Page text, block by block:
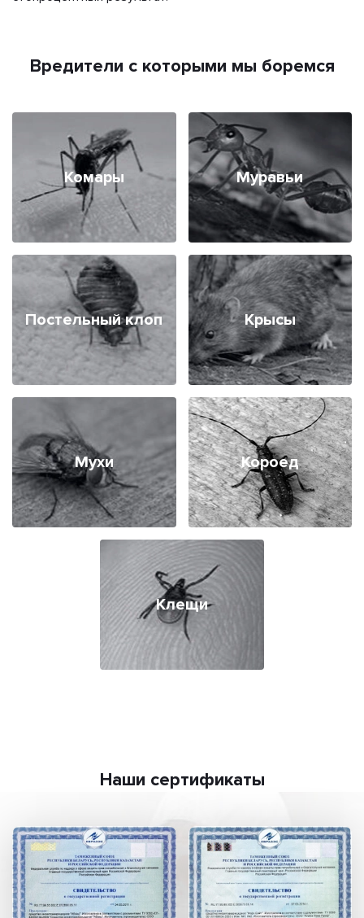
Вредители с которыми мы боремся
Комары Муравьи
Постельный клоп Крысы
Мухи Короед
Клещи
Наши сертификаты